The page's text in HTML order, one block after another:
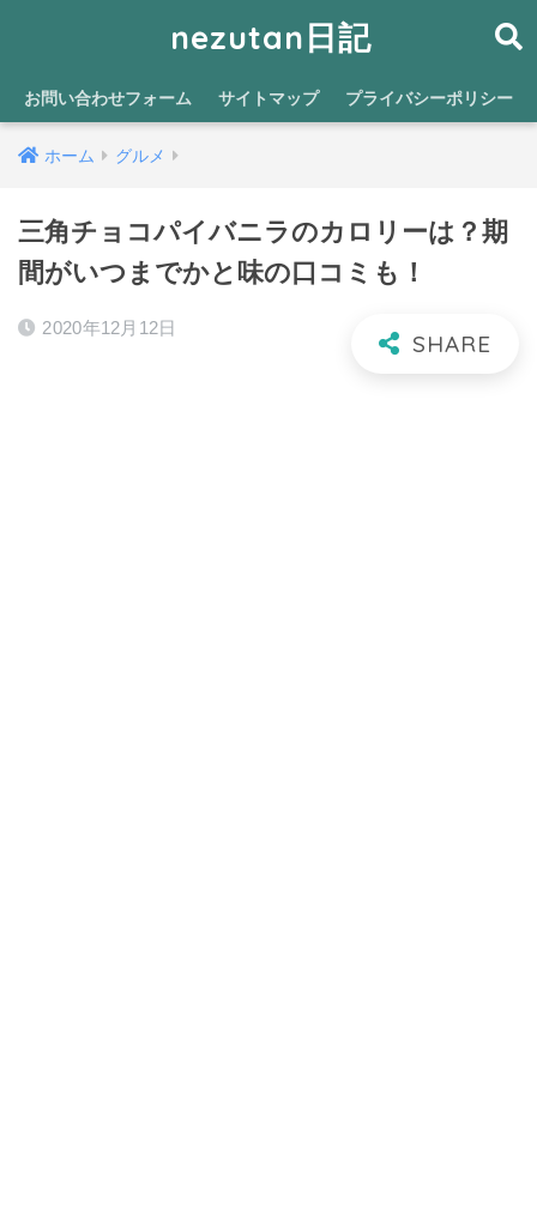
nezutan日記
お問い合わせフォーム サイトマップ プライバシーポリシー
ホーム グルメ
三角チョコパイバニラのカロリーは？期
間がいつまでかと味の口コミも！
2020年12月12日